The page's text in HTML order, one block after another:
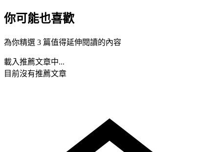
你可能也喜歡
為你精選 3 篇值得延伸閱讀的內容
載入推薦文章中...
目前沒有推薦文章